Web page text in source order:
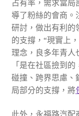
占有率，需求當局
導了粉絲的會商。
研討，做出有利的
的支撐，“現實上
理念，良多年青人
「是在社區撿到
碰撞、跨界思慮、
局部分的支撐，將
此外，永福路汽